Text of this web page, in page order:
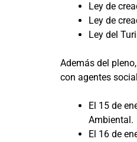
Ley de
Ley de
Ley del
Además del
con agentes
El 15 de
Ambiental.
El 16 de